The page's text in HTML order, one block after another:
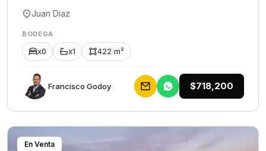
Juan Diaz
BODEGA
x0 x1 422 m²
Francisco Godoy $718,200
En Venta